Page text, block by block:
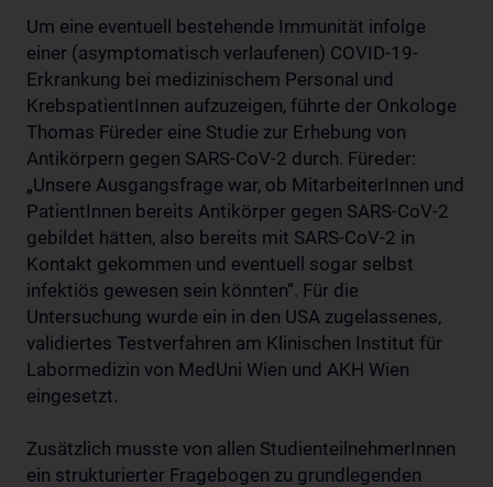
Um eine eventuell bestehende Immunität infolge
einer (asymptomatisch verlaufenen) COVID-19-
Erkrankung bei medizinischem Personal und
KrebspatientInnen aufzuzeigen, führte der Onkologe
Thomas Füreder eine Studie zur Erhebung von
Antikörpern gegen SARS-CoV-2 durch. Füreder:
„Unsere Ausgangsfrage war, ob MitarbeiterInnen und
PatientInnen bereits Antikörper gegen SARS-CoV-2
gebildet hätten, also bereits mit SARS-CoV-2 in
Kontakt gekommen und eventuell sogar selbst
infektiös gewesen sein könnten“. Für die
Untersuchung wurde ein in den USA zugelassenes,
validiertes Testverfahren am Klinischen Institut für
Labormedizin von MedUni Wien und AKH Wien
eingesetzt.
Zusätzlich musste von allen StudienteilnehmerInnen
ein strukturierter Fragebogen zu grundlegenden